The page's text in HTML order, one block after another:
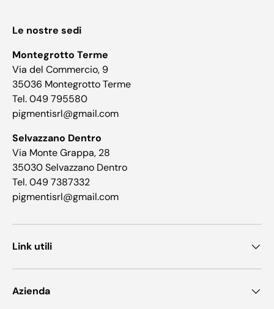
Le nostre sedi
Montegrotto Terme
Via del Commercio, 9
35036 Montegrotto Terme
Tel. 049 795580
pigmentisrl@gmail.com
Selvazzano Dentro
Via Monte Grappa, 28
35030 Selvazzano Dentro
Tel. 049 7387332
pigmentisrl@gmail.com
Link utili
Azienda